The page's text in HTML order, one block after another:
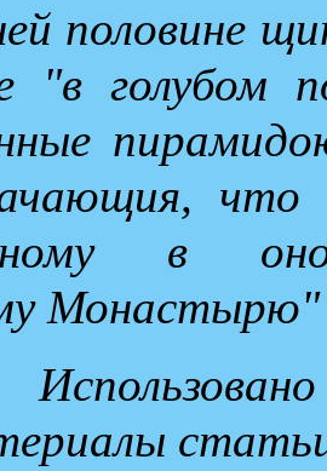
половине
"в голубом
в
Монастырю"